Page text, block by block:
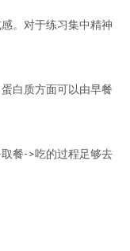
。对于练习集中精神
白质方面可以由早餐
餐->吃的过程足够去